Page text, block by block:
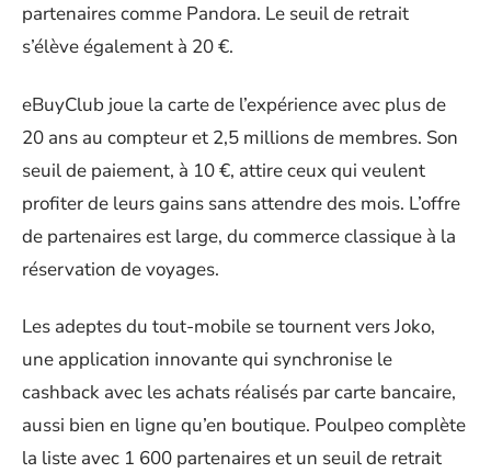
partenaires comme Pandora. Le seuil de retrait
s’élève également à 20 €.
eBuyClub joue la carte de l’expérience avec plus de
20 ans au compteur et 2,5 millions de membres. Son
seuil de paiement, à 10 €, attire ceux qui veulent
profiter de leurs gains sans attendre des mois. L’offre
de partenaires est large, du commerce classique à la
réservation de voyages.
Les adeptes du tout-mobile se tournent vers Joko,
une application innovante qui synchronise le
cashback avec les achats réalisés par carte bancaire,
aussi bien en ligne qu’en boutique. Poulpeo complète
la liste avec 1 600 partenaires et un seuil de retrait